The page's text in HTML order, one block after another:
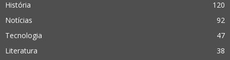
História
120
Notícias
92
Tecnologia
47
Literatura
38